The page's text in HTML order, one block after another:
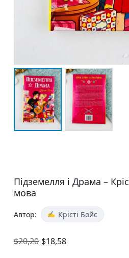
Підземелля і Драма –
мова
Автор: Крісті Бойс
$20,20 $18,58